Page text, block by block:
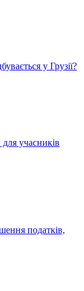
у Грузії?
учасників
податків,